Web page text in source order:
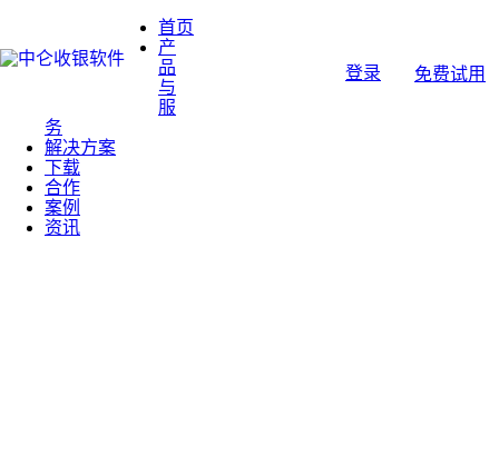
首页
产
品
与
服
务
解决方案
下载
合作
案例
资讯
登录 免费试用